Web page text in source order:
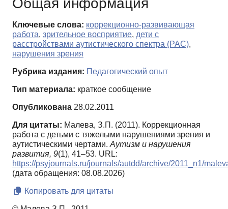
Общая информация
Ключевые слова: коррекционно-развивающая
работа, зрительное восприятие, дети с
расстройствами аутистического спектра (РАС),
нарушения зрения
Рубрика издания: Педагогический опыт
Тип материала: краткое сообщение
Опубликована 28.02.2011
Для цитаты: Малева, З.П. (2011). Коррекционная
работа с детьми с тяжелыми нарушениями зрения и
аутистическими чертами. Аутизм и нарушения
развития, 9(1), 41–53. URL:
https://psyjournals.ru/journals/autdd/archive/2011_n1/
(дата обращения: 08.08.2026)
Копировать для цитаты